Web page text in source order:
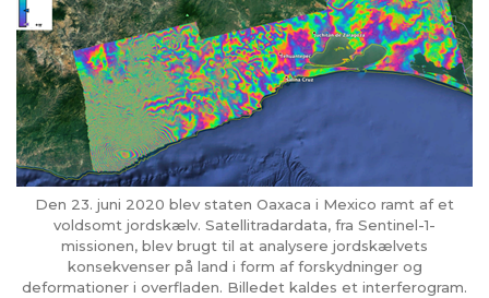
Den 23. juni 2020 blev staten Oaxaca i Mexico ramt af et
voldsomt jordskælv. Satellitradardata, fra Sentinel-1-
missionen, blev brugt til at analysere jordskælvets
konsekvenser på land i form af forskydninger og
deformationer i overfladen. Billedet kaldes et interferogram.